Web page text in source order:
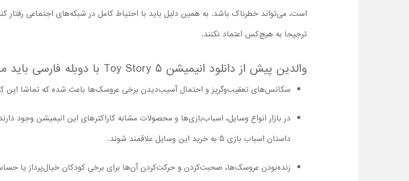
است، می‌تواند خطرناک باشد. به همین دلیل باید با احتیاط کامل در شبکه‌های اجتماعی رفتار
ترجیحا به هیچ‌کس اعتماد نکنند.
والدین پیش از دانلود انیمیشن Toy Story 5 با دوبله فارسی باید موارد زیر را به خاطر بسپارند
سکانس‌های تعقیب‌وگریز و احتمال آسیب‌دیدن برخی عروسک‌ها باعث شده که تماشا این کارتون برای کودکان 5
در بازار انواع وسایل، اسباب‌بازی‌ها و محصولات مشابه کاراکترهای این انیمیشن وجود
داستان اسباب بازی 5 به خرید این وسایل علاقمند شوند.
زنده‌بودن عروسک‌ها، صحبت‌کردن و حرکت‌کردن آن‌ها برای برخی کودکان خیال‌پرداز یا